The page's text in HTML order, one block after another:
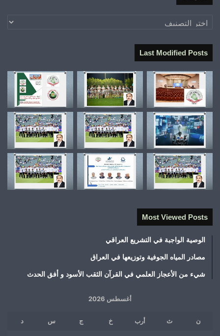
تصنيفات
Last Modified Posts
Most Viewed Posts
الوصية الواجبة في التشريع العراقي
مصادر المياه الجوفية وتوزيعها في العراق
شيء من الأعجاز العلمي في القرآن الثقب الأسود و أفق الحدث
أغسطس 2026
ن ث أرب خ ج س د